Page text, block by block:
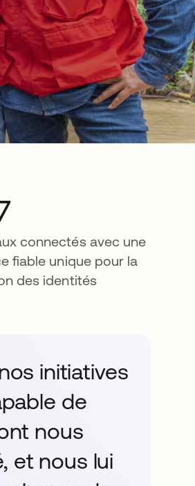
connectés avec une
fiable unique pour la
des identités
initiatives
de
nous
et nous lui